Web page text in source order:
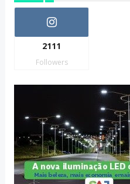
2111
Followers